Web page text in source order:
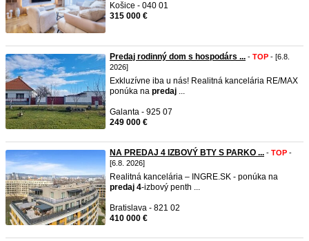
Košice - 040 01
315 000 €
Predaj rodinný dom s hospodárs ... - TOP - [6.8.
2026]
Exkluzívne iba u nás! Realitná kancelária RE/MAX
ponúka na predaj ...
Galanta - 925 07
249 000 €
NA PREDAJ 4 IZBOVÝ BTY S PARKO ... - TOP -
[6.8. 2026]
Realitná kancelária – INGRE.SK - ponúka na
predaj 4-izbový penth ...
Bratislava - 821 02
410 000 €